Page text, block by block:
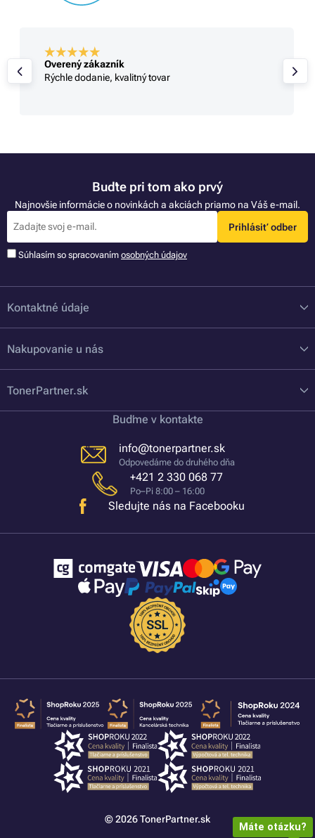
Overený zákazník
Rýchle dodanie, kvalitný tovar
Buďte pri tom ako prvý
Najnovšie informácie o novinkách a akciách priamo na Váš e-mail.
Prihlásiť odber
Súhlasím so spracovaním osobných údajov
Kontaktné údaje
Nakupovanie u nás
TonerPartner.sk
Buďme v kontakte
info@tonerpartner.sk
Odpovedáme do druhého dňa
+421 2 330 068 77
Po–Pi 8:00 – 16:00
Sledujte nás na Facebooku
© 2026 TonerPartner.sk
Máte otázku?